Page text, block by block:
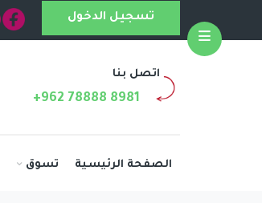
تسجيل الدخول
اتصل بنا
+962 78888 8981
الصفحة الرئيسية تسوق